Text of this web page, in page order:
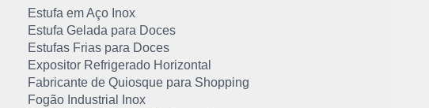
Estufa em Aço Inox
Estufa Gelada para Doces
Estufas Frias para Doces
Expositor Refrigerado Horizontal
Fabricante de Quiosque para Shopping
Fogão Industrial Inox